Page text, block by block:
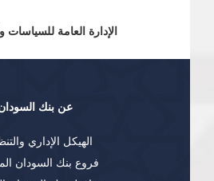
إدارة
الإدارة العامة
عن بنك
الهيكل الإداري
فروع بنك السودان